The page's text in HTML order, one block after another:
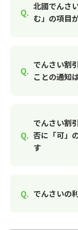
北國でんさ
む」の項目
でんさい割
ことの通知
でんさい割
否に「可」
す
でんさいの